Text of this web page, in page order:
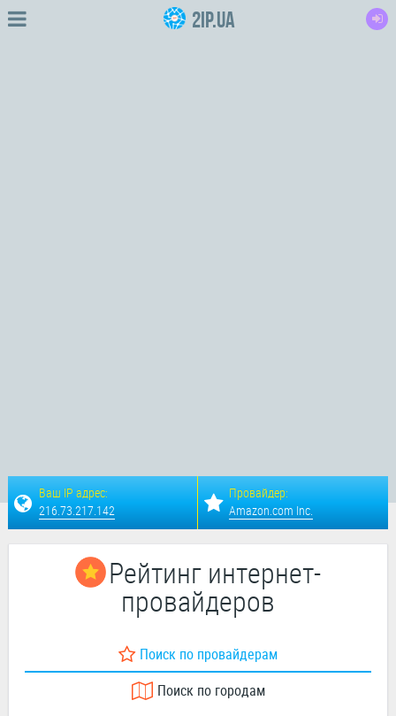
2IP.ua
Ваш IP адрес:
216.73.217.142
Провайдер:
Amazon.com Inc.
Рейтинг интернет-
провайдеров
Поиск по провайдерам
Поиск по городам